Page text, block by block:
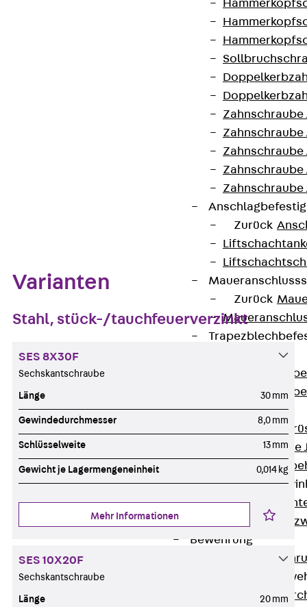
Zahnschraube
Zahnschraube
Zahnschraube
Zahnschraube
Zahnschraube
Zurück
Zurück
Gerüstschuhe
Zurück
Gerüstschuhe
Zurück
Bewehrung
Zurück
Varianten
Stahl, stück-/tauchfeuerverzinkt
SES 8X30F
Sechskantschraube
Länge 30 mm
Gewindedurchmesser 8,0 mm
Schlüsselweite 13 mm
Gewicht je Lagermengeneinheit 0,014 kg
Mehr Informationen
SES 10X20F
Sechskantschraube
Länge 20 mm